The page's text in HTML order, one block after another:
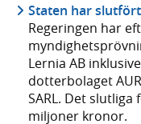
Staten har
Regeringen har
Lernia AB
dotterbolaget
SARL. Det
miljoner kronor.